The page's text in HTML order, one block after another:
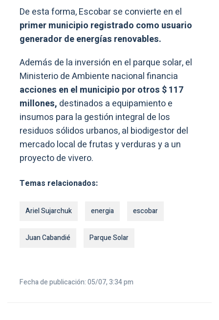
De esta forma, Escobar se convierte en el
primer municipio registrado como usuario
generador de energías renovables.
Además de la inversión en el parque solar, el
Ministerio de Ambiente nacional financia
acciones en el municipio por otros $ 117
millones, destinados a equipamiento e
insumos para la gestión integral de los
residuos sólidos urbanos, al biodigestor del
mercado local de frutas y verduras y a un
proyecto de vivero.
Temas relacionados:
Ariel Sujarchuk energia escobar
Juan Cabandié Parque Solar
Fecha de publicación: 05/07, 3:34 pm